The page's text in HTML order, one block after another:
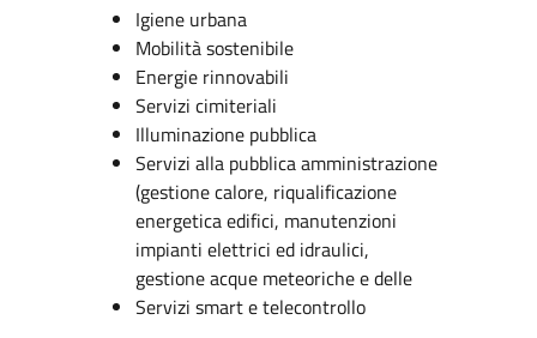
Igiene urbana
Mobilità sostenibile
Energie rinnovabili
Servizi cimiteriali
Illuminazione pubblica
Servizi alla pubblica amministrazione
(gestione calore, riqualificazione
energetica edifici, manutenzioni
impianti elettrici ed idraulici,
gestione acque meteoriche e delle
Servizi smart e telecontrollo